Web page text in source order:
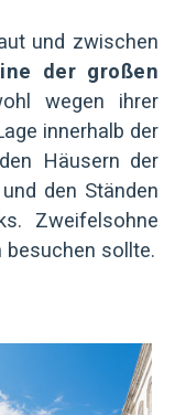
und zwischen
der großen
wegen ihrer
innerhalb der
Häusern der
den Ständen
Zweifelsohne
besuchen sollte.